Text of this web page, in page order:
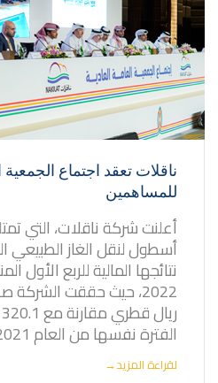
ناقلات تعقد اجتماع الجمعية
للمساهمين
أعلنت شركة ناقلات، التي
أسطول لنقل الغاز الطبيعي
الفترة نفسها من العام 2021، بزيادة قدرها 19.3٪.
لقراءة المزيد→